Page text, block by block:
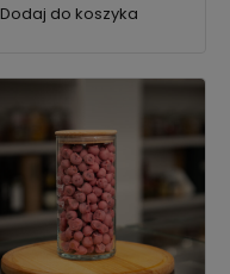
Dodaj do koszyka